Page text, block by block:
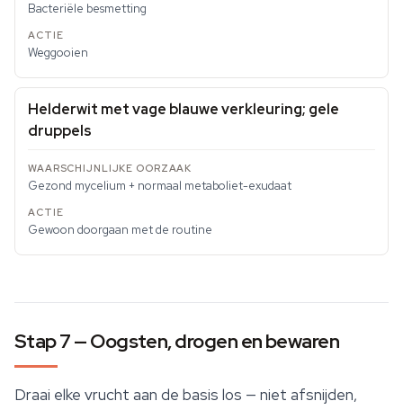
Bacteriële besmetting
Weggooien
Helderwit met vage blauwe verkleuring; gele
druppels
Gezond mycelium + normaal metaboliet-exudaat
Gewoon doorgaan met de routine
Stap 7 — Oogsten, drogen en bewaren
Draai elke vrucht aan de basis los — niet afsnijden,